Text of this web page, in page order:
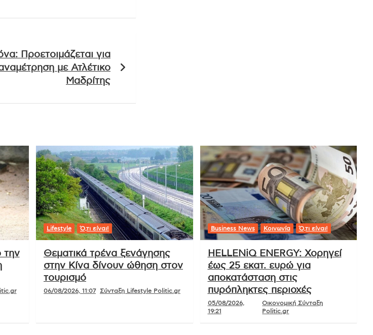
Προετοιμάζεται για
με Ατλέτικο
Μαδρίτης
την
Lifestyle Ό,τι είναι!
Θεματικά τρένα ξενάγησης
στην Κίνα δίνουν ώθηση στον
τουρισμό
06/08/2026, 11:07 Σύνταξη Lifestyle Politic.gr
Business News Κοινωνία Ό,τι είναι!
HELLENiQ ENERGY: Χορηγεί
έως 25 εκατ. ευρώ για
αποκατάσταση στις
πυρόπληκτες περιοχές
05/08/2026,
19:21
Οικονομική Σύνταξη
Politic.gr